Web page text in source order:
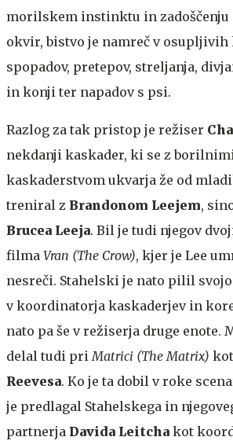
morilskem instinktu in zadoščenju
okvir, bistvo je namreč v
spopadov, pretepov, streljanja,
in konji ter napadov s psi.
Razlog za tak pristop je režiser
nekdanji kaskader, ki se z
kaskaderstvom ukvarja že od
treniral z Brandonom Leejem,
Brucea Leeja. Bil je tudi njegov
filma Vran (The Crow), kjer je Lee
nesreči. Stahelski je nato pilil
v koordinatorja kaskaderjev in
nato pa še v režiserja druge enote.
delal tudi pri Matrici (The Matrix)
Reevesa. Ko je ta dobil v roke
je predlagal Stahelskega in
partnerja Davida Leitcha kot